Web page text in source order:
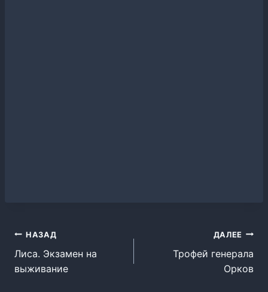
Навигация
по
НАЗАД
Лиса. Экзамен на
выживание
ДАЛЕЕ
Трофей генерала
Орков